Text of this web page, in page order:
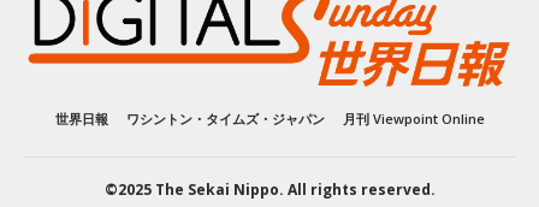
世界日報 ワシントン・タイムズ・ジャパン 月刊 Viewpoint Online
©2025 The Sekai Nippo. All rights reserved.